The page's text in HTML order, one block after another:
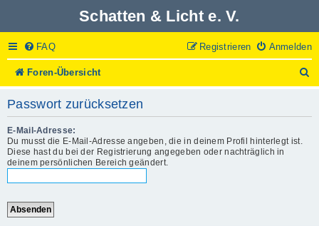
Schatten & Licht e. V.
FAQ Anmelden
Registrieren
Foren-Übersicht
u
Passwort zurücksetzen
E-Mail-Adresse:
Du musst die E-Mail-Adresse angeben, die in deinem Profil hinterlegt ist.
Diese hast du bei der Registrierung angegeben oder nachträglich in
deinem persönlichen Bereich geändert.